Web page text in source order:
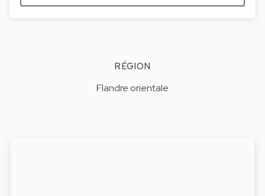
RÉGION
Flandre orientale